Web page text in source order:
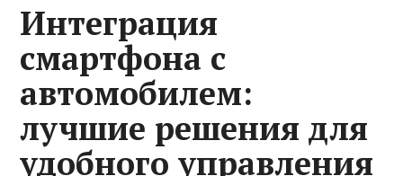
Интеграция
смартфона с
автомобилем:
лучшие решения для
удобного управления